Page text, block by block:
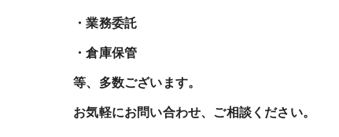
・業務委託
・倉庫保管
等、多数ございます。
お気軽にお問い合わせ、ご相談ください。